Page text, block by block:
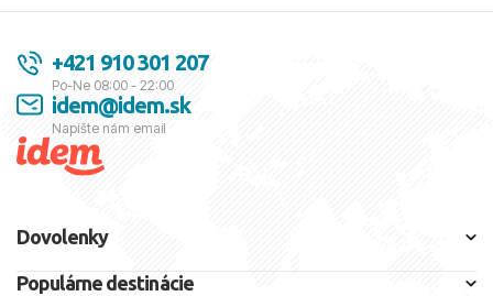
+421 910 301 207
Po-Ne 08:00 - 22:00
idem@idem.sk
Napíšte nám email
Dovolenky
Populárne destinácie